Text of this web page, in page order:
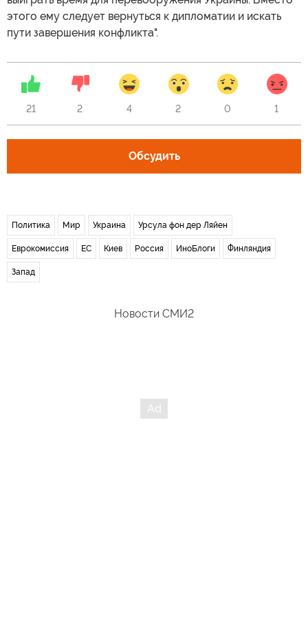
этого ему следует вернуться к дипломатии и искать
пути завершения конфликта".
21 2 4 2 0 1
Обсудить
Политика Мир Украина Урсула фон дер Ляйен
Еврокомиссия ЕС Киев Россия ИноБлоги Финляндия
Запад
Новости СМИ2